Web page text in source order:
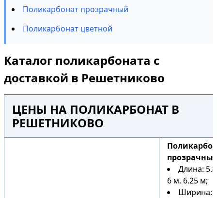
Поликарбонат прозрачный
Поликарбонат цветной
Каталог поликарбоната с
доставкой в Решетниково
ЦЕНЫ НА ПОЛИКАРБОНАТ В
РЕШЕТНИКОВО
Длина:
6 м, 6.25 м;
Ширина: